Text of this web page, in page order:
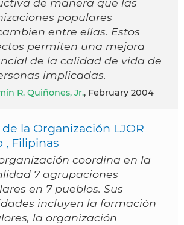
de manera que las
populares
entre ellas. Estos
permiten una mejora
de la calidad de vida de
implicadas.
R. Quiñones, Jr., February 2004
la Organización LJOR
, Filipinas
coordina en la
7 agrupaciones
en 7 pueblos. Sus
incluyen la formación
la organización